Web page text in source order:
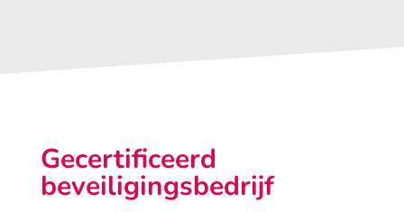
Gecertificeerd
beveiligingsbedrijf